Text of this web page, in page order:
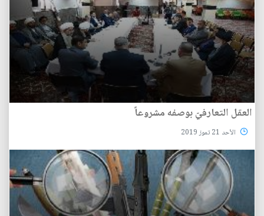
العقل التعارفيّ بوصفه مشروعاً
الأحد 21 تموز 2019